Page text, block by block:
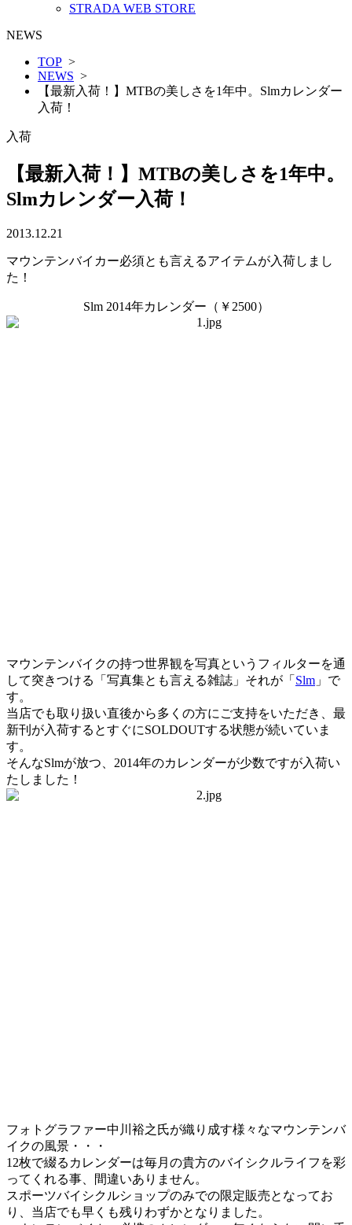
STRADA WEB STORE
NEWS
TOP >
NEWS >
【最新入荷！】MTBの美しさを1年中。Slmカレンダー
入荷！
入荷
【最新入荷！】MTBの美しさを1年中。
Slmカレンダー入荷！
2013.12.21
マウンテンバイカー必須とも言えるアイテムが入荷しまし
た！
Slm 2014年カレンダー（￥2500）
マウンテンバイクの持つ世界観を写真というフィルターを通
して突きつける「写真集とも言える雑誌」それが「 Slm 」で
す。
当店でも取り扱い直後から多くの方にご支持をいただき、最
新刊が入荷するとすぐにSOLDOUTする状態が続いていま
す。
そんなSlmが放つ、2014年のカレンダーが少数ですが入荷い
たしました！
フォトグラファー中川裕之氏が織り成す様々なマウンテンバ
イクの風景・・・
12枚で綴るカレンダーは毎月の貴方のバイシクルライフを彩
ってくれる事、間違いありません。
スポーツバイシクルショップのみでの限定販売となってお
り、当店でも早くも残りわずかとなりました。